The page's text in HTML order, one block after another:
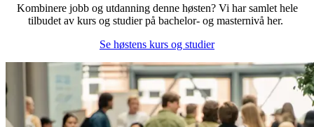
Kombinere jobb og utdanning denne høsten? Vi har samlet hele
tilbudet av kurs og studier på bachelor- og masternivå her.
Se høstens kurs og studier